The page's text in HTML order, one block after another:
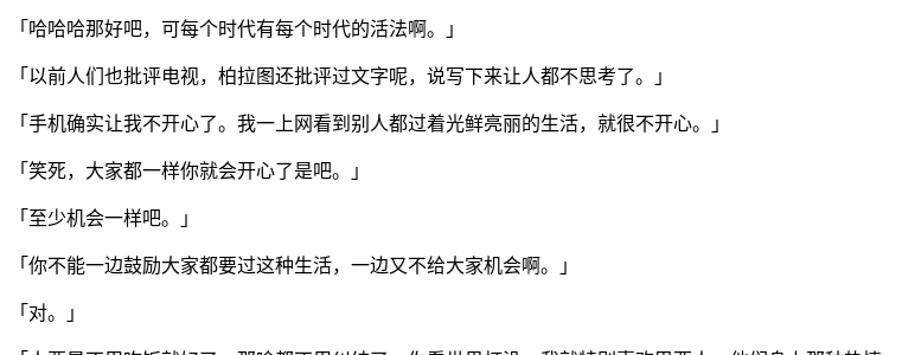
「哈哈哈那好吧，可每个时代有每个时代的活法啊。」
「以前人们也批评电视，柏拉图还批评过文字呢，说写下来让人都不思考了。」
「手机确实让我不开心了。我一上网看到别人都过着光鲜亮丽的生活，就很不开心。」
「笑死，大家都一样你就会开心了是吧。」
「至少机会一样吧。」
「你不能一边鼓励大家都要过这种生活，一边又不给大家机会啊。」
「对。」